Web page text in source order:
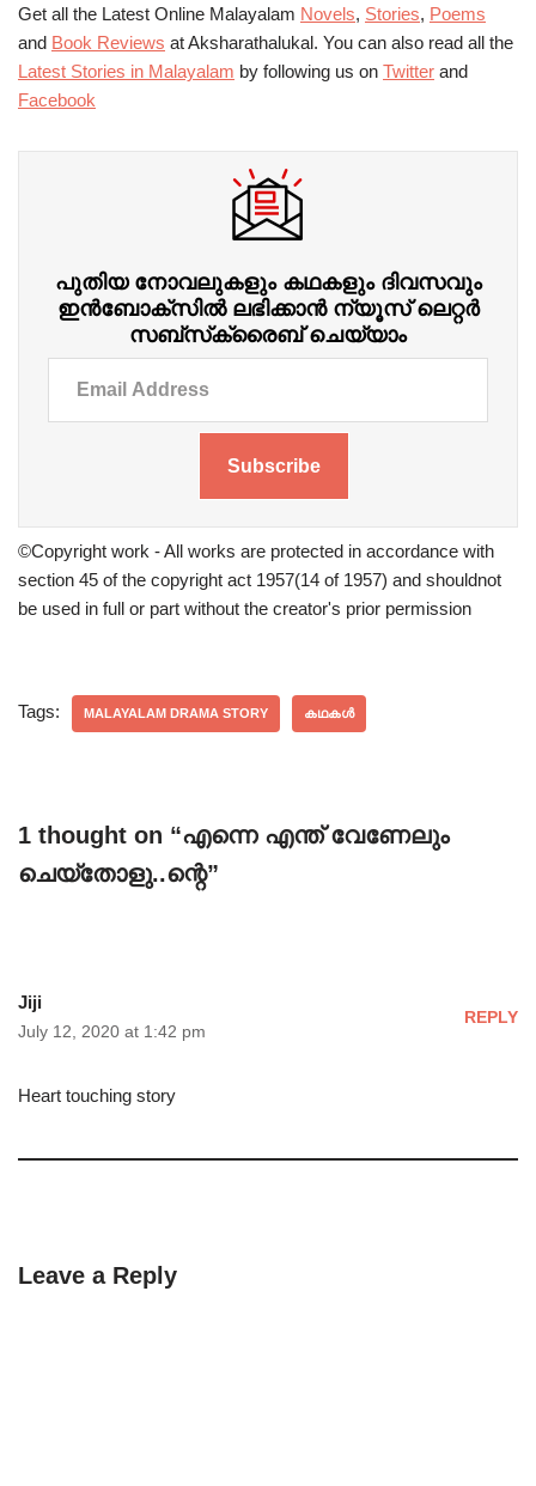
Get all the Latest Online Malayalam Novels, Stories, Poems
and Book Reviews at Aksharathalukal. You can also read all the
Latest Stories in Malayalam by following us on Twitter and
Facebook
പുതിയ നോവലുകളും കഥകളും ദിവസവും
ഇന്‍ബോക്‌സില്‍ ലഭിക്കാന്‍ ന്യൂസ് ലെറ്റർ
സബ്‌സ്‌ക്രൈബ് ചെയ്യാം
Subscribe
©Copyright work - All works are protected in accordance with
section 45 of the copyright act 1957(14 of 1957) and shouldnot
be used in full or part without the creator's prior permission
Tags: MALAYALAM DRAMA STORY കഥകൾ
1 thought on “എന്നെ എന്ത് വേണേലും
ചെയ്തോളു..ന്റെ”
Jiji
July 12, 2020 at 1:42 pm
REPLY
Heart touching story
Leave a Reply